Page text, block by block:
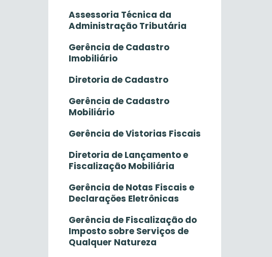
Assessoria Técnica da
Administração Tributária
Gerência de Cadastro
Imobiliário
Diretoria de Cadastro
Gerência de Cadastro
Mobiliário
Gerência de Vistorias Fiscais
Diretoria de Lançamento e
Fiscalização Mobiliária
Gerência de Notas Fiscais e
Declarações Eletrônicas
Gerência de Fiscalização do
Imposto sobre Serviços de
Qualquer Natureza